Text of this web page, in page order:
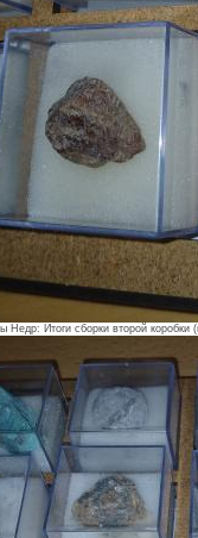
Недр: Итоги сборки второй